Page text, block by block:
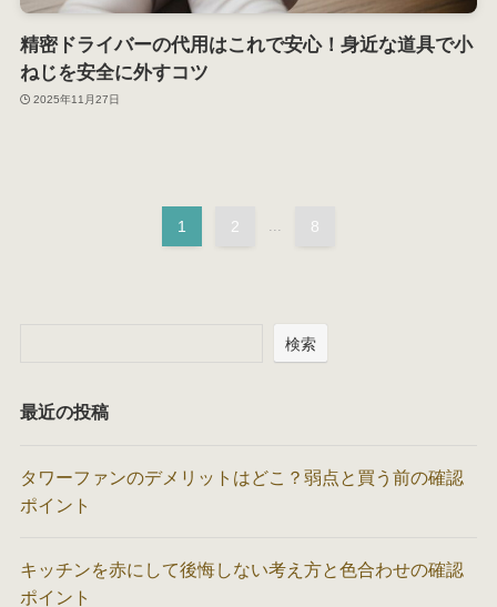
精密ドライバーの代用はこれで安心！身近な道具で小
ねじを安全に外すコツ
2025年11月27日
1 2 8
検索
最近の投稿
タワーファンのデメリットはどこ？弱点と買う前の確認
ポイント
キッチンを赤にして後悔しない考え方と色合わせの確認
ポイント